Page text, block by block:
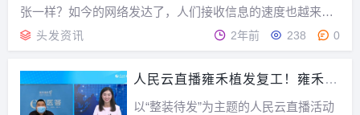
张一样？如今的网络发达了，人们接收信息的速度也越来越
快，但是也有一些消息难辨真假，“谣言”一词让真相蒙上一
层未解迷雾，其实很多事情心里已经有了答案，只是善良的
人还心存希望，当然也有部分人慌慌张张、内心忐忑...
头发资讯 2年前 238 0
人民云直播雍禾植发复工！雍禾植
以“整装待发”为主题的人民云直播活动